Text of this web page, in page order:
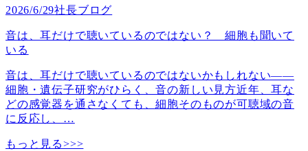
2026/6/29社長ブログ
音は、耳だけで聴いているのではない？ 細胞も聞いて
いる
音は、耳だけで聴いているのではないかもしれない――
細胞・遺伝子研究がひらく、音の新しい見方近年、耳な
どの感覚器を通さなくても、細胞そのものが可聴域の音
に反応し、 …
もっと見る>>>